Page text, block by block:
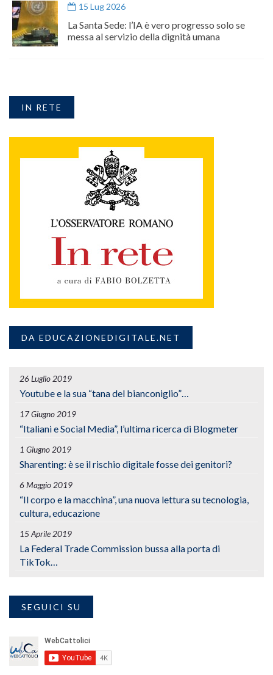
15 Lug 2026
La Santa Sede: l’IA è vero progresso solo se
messa al servizio della dignità umana
IN RETE
DA EDUCAZIONEDIGITALE.NET
26 Luglio 2019
Youtube e la sua “tana del bianconiglio”…
17 Giugno 2019
“Italiani e Social Media”, l’ultima ricerca di Blogmeter
1 Giugno 2019
Sharenting: è se il rischio digitale fosse dei genitori?
6 Maggio 2019
“Il corpo e la macchina”, una nuova lettura su tecnologia,
cultura, educazione
15 Aprile 2019
La Federal Trade Commission bussa alla porta di
TikTok…
SEGUICI SU